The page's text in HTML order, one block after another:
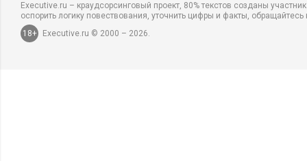
Executive.ru – краудсорсинговый проект, 80% текстов созданы
оспорить логику повествования, уточнить цифры и факты,
18+
Executive.ru © 2000 – 2026.